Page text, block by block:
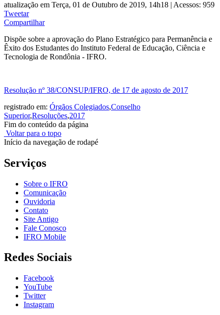
atualização em Terça, 01 de Outubro de 2019, 14h18 | Acessos: 959
Tweetar
Compartilhar
Dispõe sobre a aprovação do Plano Estratégico para Permanência e
Êxito dos Estudantes do Instituto Federal de Educação, Ciência e
Tecnologia de Rondônia - IFRO.
Resolução nº 38/CONSUP/IFRO, de 17 de agosto de 2017
registrado em: Órgãos Colegiados,Conselho
Superior,Resoluções,2017
Fim do conteúdo da página
Voltar para o topo
Início da navegação de rodapé
Serviços
Sobre o IFRO
Comunicação
Ouvidoria
Contato
Site Antigo
Fale Conosco
IFRO Mobile
Redes Sociais
Facebook
YouTube
Twitter
Instagram